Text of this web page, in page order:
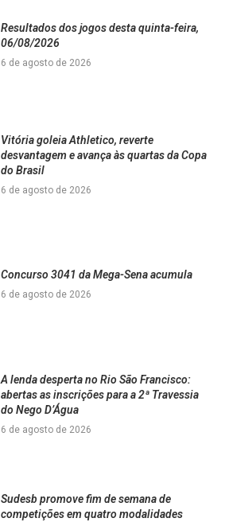
Resultados dos jogos desta quinta-feira,
06/08/2026
6 de agosto de 2026
Vitória goleia Athletico, reverte
desvantagem e avança às quartas da Copa
do Brasil
6 de agosto de 2026
Concurso 3041 da Mega-Sena acumula
6 de agosto de 2026
A lenda desperta no Rio São Francisco:
abertas as inscrições para a 2ª Travessia
do Nego D’Água
6 de agosto de 2026
Sudesb promove fim de semana de
competições em quatro modalidades